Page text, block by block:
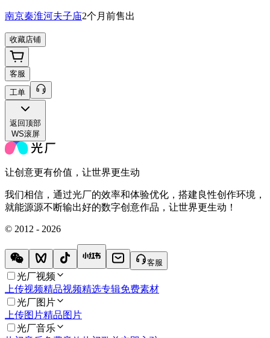
南京秦淮河夫子庙2个月前售出
收藏店铺
客服
工单
返回顶部
WS滚屏
让创意更有价值，让世界更生动
我们相信，通过光厂的效率和体验优化，搭建良性创作环境，
就能源源不断输出好的数字创意作品，让世界更生动！
© 2012 - 2026
客服
光厂视频
上传视频精品视频精选专辑免费素材
光厂图片
上传图片精品图片
光厂音乐